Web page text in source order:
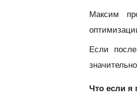
Максим
Если
Что если я